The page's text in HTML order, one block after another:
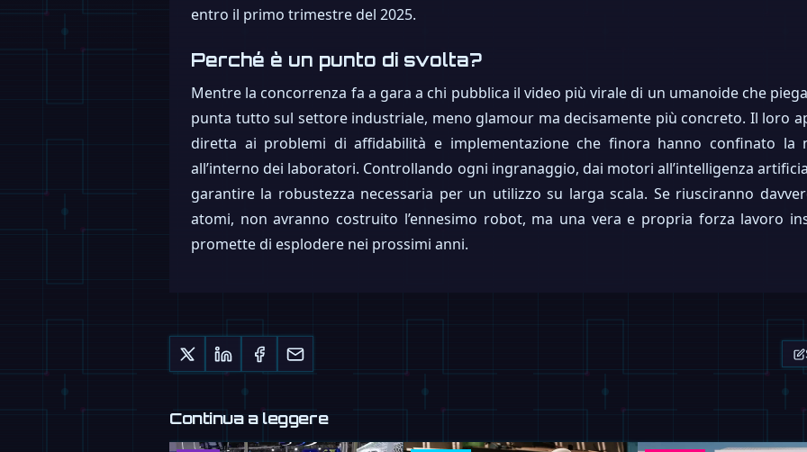
entro il primo trimestre del 2025.
Perché è un punto di svolta?
Mentre la concorrenza fa a gara a chi pubblica il video più virale di un umanoide che
punta tutto sul settore industriale, meno glamour ma decisamente più concreto. Il loro
diretta ai problemi di affidabilità e implementazione che finora hanno confinato la
all’interno dei laboratori. Controllando ogni ingranaggio, dai motori all’intelligenza
garantire la robustezza necessaria per un utilizzo su larga scala. Se riusciranno
atomi, non avranno costruito l’ennesimo robot, ma una vera e propria forza lavoro
promette di esplodere nei prossimi anni.
Continua a leggere